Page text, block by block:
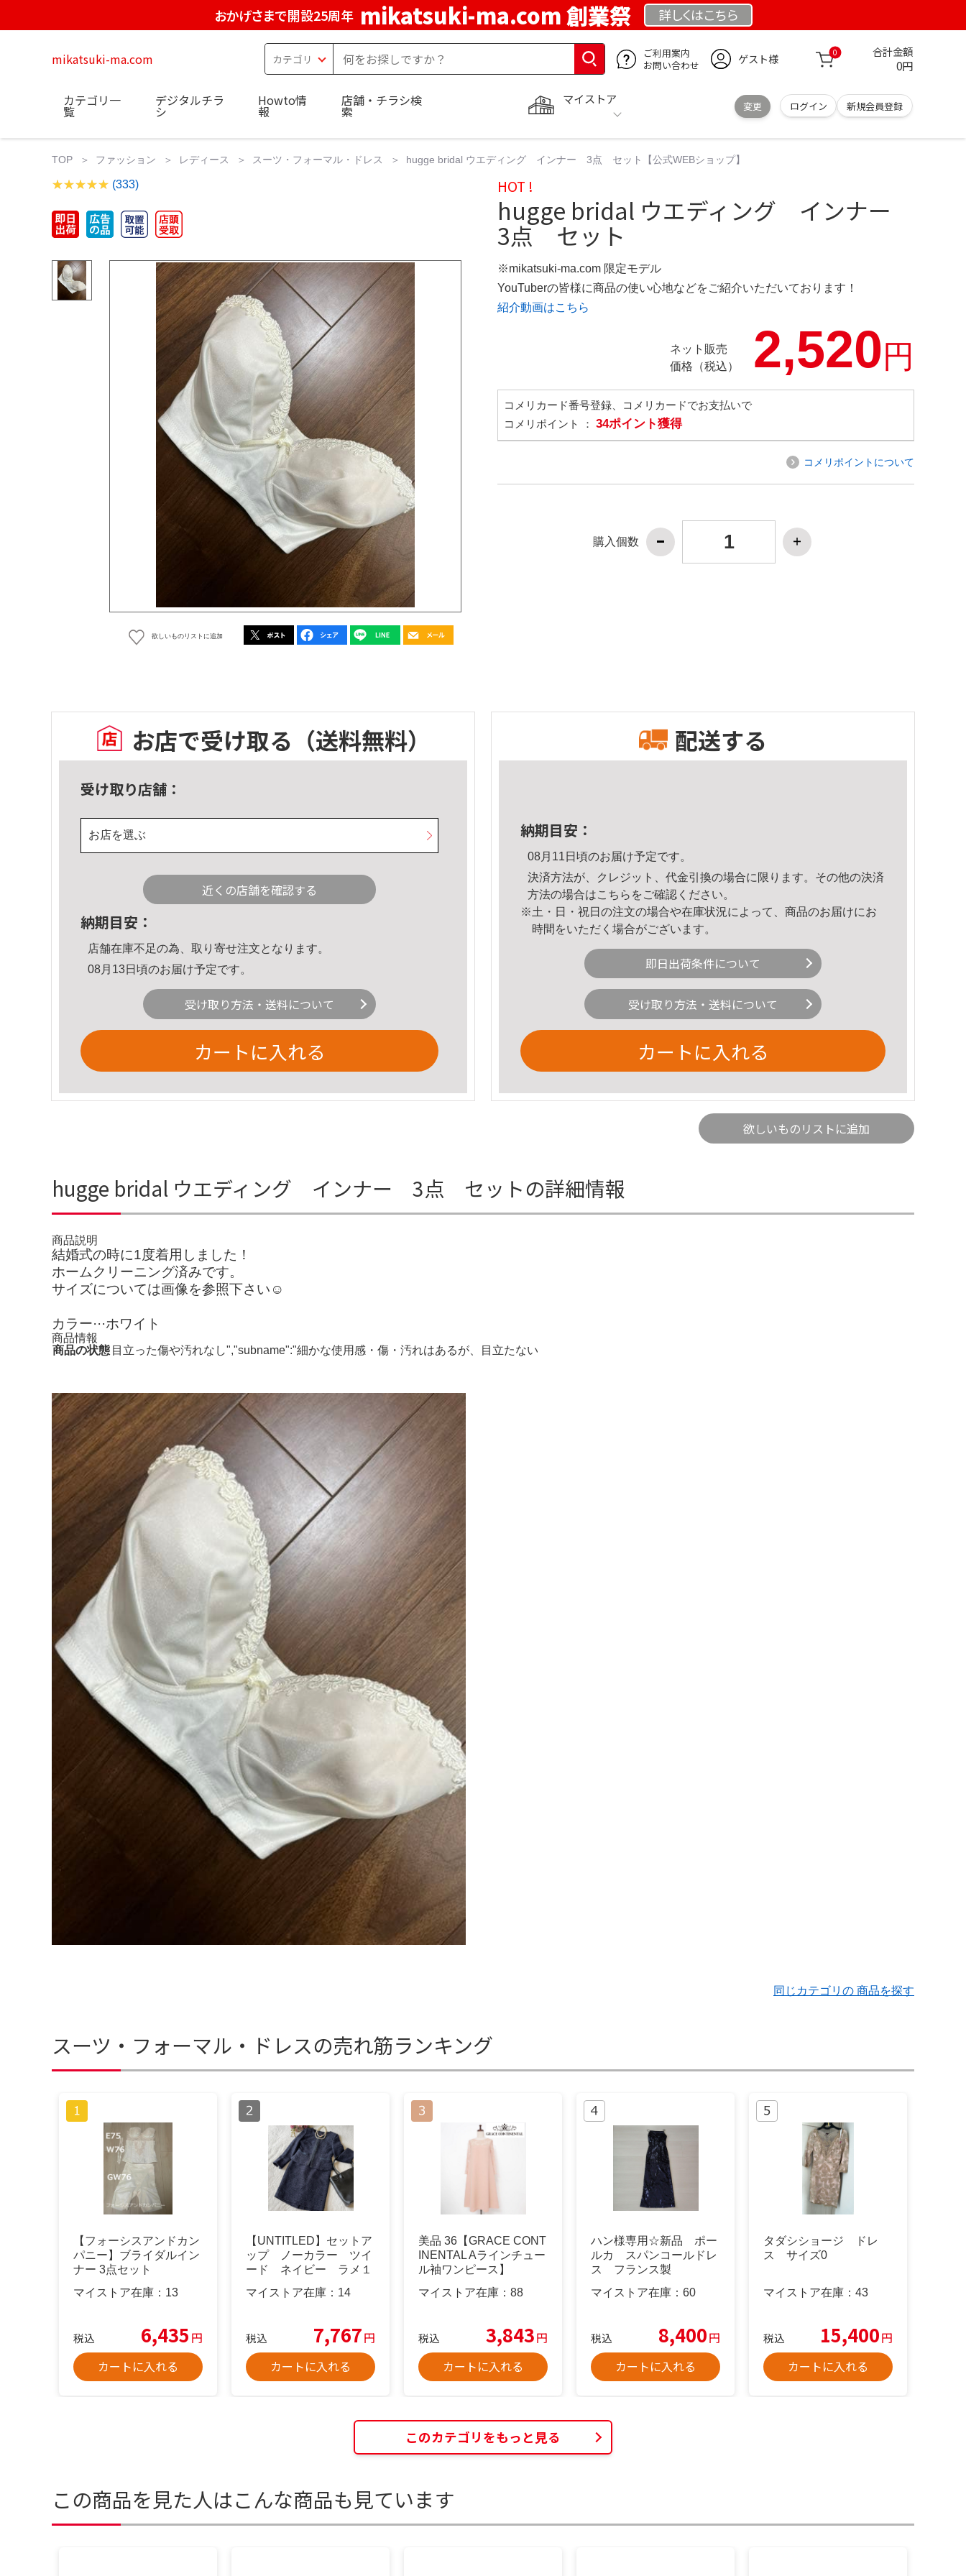
おかげさまで開設25周年 mikatsuki-ma.com 創業祭 詳しくはこちら
mikatsuki-ma.com
ご利用案内
お問い合わせ
ゲスト様 0 合計金額
0円
マイストア
変更 ログイン 新規会員登録
カテゴリ一
覧
デジタルチラ
シ
Howto情
報
店舗・チラシ検
索
TOP ファッション レディース スーツ・フォーマル・ドレス hugge bridal ウエディング インナー 3点 セット【公式WEBショップ】
(333)
欲しいものリストに追加
HOT !
hugge bridal ウエディング インナー
3点 セット
※mikatsuki-ma.com 限定モデル
YouTuberの皆様に商品の使い心地などをご紹介いただいております！
紹介動画はこちら
ネット販売
価格（税込）
2,520円
コメリカード番号登録、コメリカードでお支払いで
コメリポイント ： 34ポイント獲得
コメリポイントについて
購入個数
お店で受け取る （送料無料）
受け取り店舗：
お店を選ぶ
近くの店舗を確認する
納期目安：
店舗在庫不足の為、取り寄せ注文となります。
08月13日頃のお届け予定です。
受け取り方法・送料について
カートに入れる
配送する
納期目安：
08月11日頃のお届け予定です。
決済方法が、クレジット、代金引換の場合に限ります。その他の決済
方法の場合はこちら をご確認ください。
※土・日・祝日の注文の場合や在庫状況によって、商品のお届けにお
時間をいただく場合がございます。
即日出荷条件について
受け取り方法・送料について
カートに入れる
欲しいものリストに追加
hugge bridal ウエディング インナー 3点 セットの詳細情報
商品説明
結婚式の時に1度着用しました！
ホームクリーニング済みです。
サイズについては画像を参照下さい☺︎
カラー···ホワイト
商品情報
商品の状態 目立った傷や汚れなし","subname":"細かな使用感・傷・汚れはあるが、目立たない
同じカテゴリの 商品を探す
スーツ・フォーマル・ドレスの売れ筋ランキング
【フォーシスアンドカン
パニー】ブライダルイン
ナー 3点セット
マイストア在庫： 13
税込 6,435 円
カートに入れる
【UNTITLED】セットア
ップ ノーカラー ツイ
ード ネイビー ラメ１
マイストア在庫： 14
税込 7,767円
カートに入れる
美品 36【GRACE CONT
INENTAL Aラインチュー
ル袖ワンピース】
マイストア在庫： 88
税込 3,843円
カートに入れる
ハン様専用☆新品 ポー
ルカ スパンコールドレ
ス フランス製
マイストア在庫： 60
税込 8,400円
カートに入れる
タダシショージ ドレ
ス サイズ0
マイストア在庫： 43
税込 15,400円
カートに入れる
このカテゴリをもっと見る
この商品を見た人はこんな商品も見ています